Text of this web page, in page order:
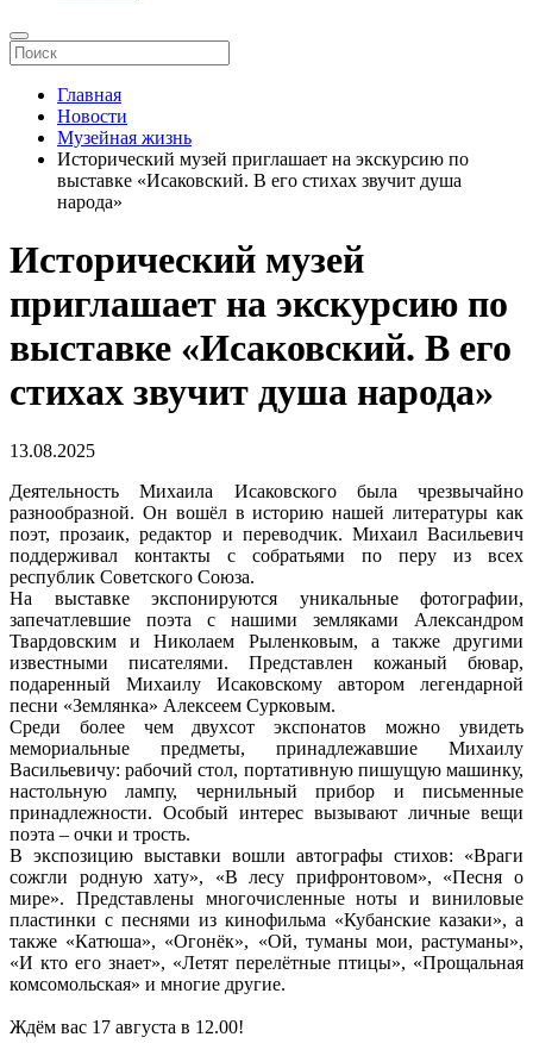
Главная
Новости
Музейная жизнь
Исторический музей приглашает на экскурсию по
выставке «Исаковский. В его стихах звучит душа
народа»
Исторический музей
приглашает на экскурсию по
выставке «Исаковский. В его
стихах звучит душа народа»
13.08.2025
Деятельность Михаила Исаковского была чрезвычайно
разнообразной. Он вошёл в историю нашей литературы как
поэт, прозаик, редактор и переводчик. Михаил Васильевич
поддерживал контакты с собратьями по перу из всех
республик Советского Союза.
На выставке экспонируются уникальные фотографии,
запечатлевшие поэта с нашими земляками Александром
Твардовским и Николаем Рыленковым, а также другими
известными писателями. Представлен кожаный бювар,
подаренный Михаилу Исаковскому автором легендарной
песни «Землянка» Алексеем Сурковым.
Среди более чем двухсот экспонатов можно увидеть
мемориальные предметы, принадлежавшие Михаилу
Васильевичу: рабочий стол, портативную пишущую машинку,
настольную лампу, чернильный прибор и письменные
принадлежности. Особый интерес вызывают личные вещи
поэта – очки и трость.
В экспозицию выставки вошли автографы стихов: «Враги
сожгли родную хату», «В лесу прифронтовом», «Песня о
мире». Представлены многочисленные ноты и виниловые
пластинки с песнями из кинофильма «Кубанские казаки», а
также «Катюша», «Огонёк», «Ой, туманы мои, растуманы»,
«И кто его знает», «Летят перелётные птицы», «Прощальная
комсомольская» и многие другие.
Ждём вас 17 августа в 12.00!